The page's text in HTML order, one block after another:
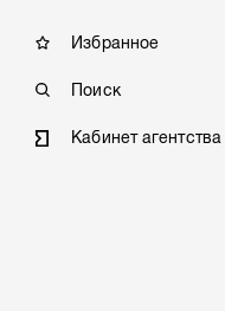
Избранное
Поиск
Кабинет агентства